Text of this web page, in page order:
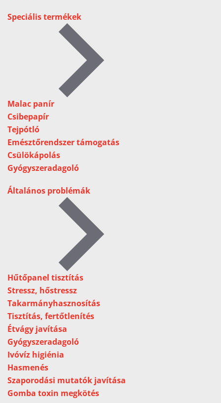
Speciális termékek
Malac panír
Csibepapír
Tejpótló
Emésztőrendszer támogatás
Csülökápolás
Gyógyszeradagoló
Általános problémák
Hűtőpanel tisztítás
Stressz, hőstressz
Takarmányhasznosítás
Tisztítás, fertőtlenítés
Étvágy javítása
Gyógyszeradagoló
Ivóvíz higiénia
Hasmenés
Szaporodási mutatók javítása
Gomba toxin megkötés